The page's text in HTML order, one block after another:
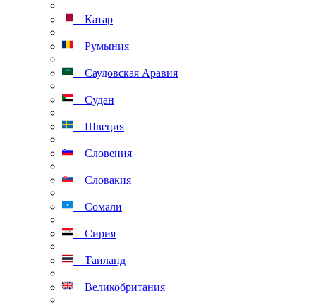
Катар
Румыния
Саудовская Аравия
Судан
Швеция
Словения
Словакия
Сомали
Сирия
Таиланд
Великобритания